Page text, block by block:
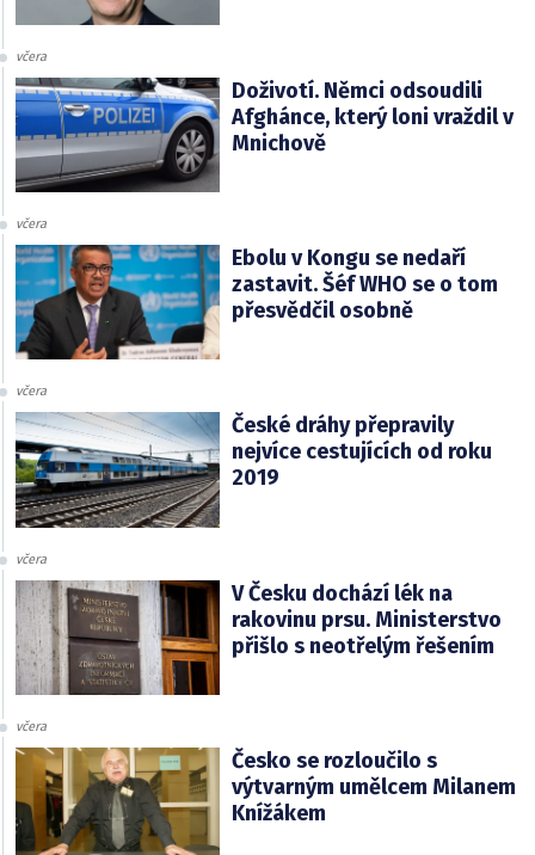
včera
Doživotí. Němci odsoudili
Afghánce, který loni vraždil v
Mnichově
včera
Ebolu v Kongu se nedaří
zastavit. Šéf WHO se o tom
přesvědčil osobně
včera
České dráhy přepravily
nejvíce cestujících od roku
2019
včera
V Česku dochází lék na
rakovinu prsu. Ministerstvo
přišlo s neotřelým řešením
včera
Česko se rozloučilo s
výtvarným umělcem Milanem
Knížákem